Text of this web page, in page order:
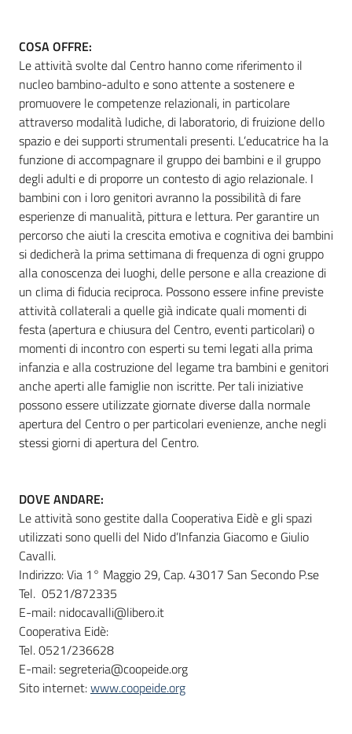
COSA OFFRE:
Le attività svolte dal Centro hanno come riferimento il
nucleo bambino-adulto e sono attente a sostenere e
promuovere le competenze relazionali, in particolare
attraverso modalità ludiche, di laboratorio, di fruizione dello
spazio e dei supporti strumentali presenti. L’educatrice ha la
funzione di accompagnare il gruppo dei bambini e il gruppo
degli adulti e di proporre un contesto di agio relazionale. I
bambini con i loro genitori avranno la possibilità di fare
esperienze di manualità, pittura e lettura. Per garantire un
percorso che aiuti la crescita emotiva e cognitiva dei bambini
si dedicherà la prima settimana di frequenza di ogni gruppo
alla conoscenza dei luoghi, delle persone e alla creazione di
un clima di fiducia reciproca. Possono essere infine previste
attività collaterali a quelle già indicate quali momenti di
festa (apertura e chiusura del Centro, eventi particolari) o
momenti di incontro con esperti su temi legati alla prima
infanzia e alla costruzione del legame tra bambini e genitori
anche aperti alle famiglie non iscritte. Per tali iniziative
possono essere utilizzate giornate diverse dalla normale
apertura del Centro o per particolari evenienze, anche negli
stessi giorni di apertura del Centro.
DOVE ANDARE:
Le attività sono gestite dalla Cooperativa Eidè e gli spazi
utilizzati sono quelli del Nido d’Infanzia Giacomo e Giulio
Cavalli.
Indirizzo: Via 1° Maggio 29, Cap. 43017 San Secondo P.se
Tel. 0521/872335
E-mail: nidocavalli@libero.it
Cooperativa Eidè:
Tel. 0521/236628
E-mail: segreteria@coopeide.org
Sito internet:www.coopeide.org